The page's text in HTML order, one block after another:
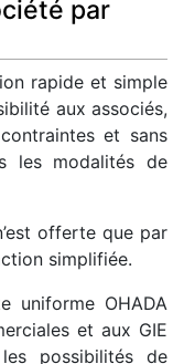
par
rapide et simple
aux associés,
et sans
les modalités de
offerte que par
simplifiée.
uniforme OHADA
et aux GIE
possibilités de